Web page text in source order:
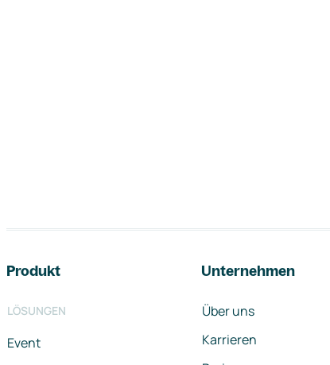
Produkt
LÖSUNGEN
Event
Unternehmen
Über uns
Karrieren